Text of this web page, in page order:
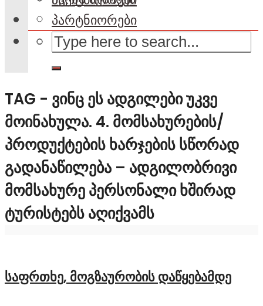
პარტნიორები
TAG - ᲕᲘᲜᲪ ᲔᲡ ᲐᲓᲒᲘᲚᲔᲑᲘ ᲣᲙᲕᲔ
ᲛᲝᲘᲜᲐᲮᲣᲚᲐ. 4. ᲛᲝᲛᲡᲐᲮᲣᲠᲔᲑᲘᲡ/
ᲞᲠᲝᲓᲣᲥᲢᲔᲑᲘᲡ ᲮᲐᲠᲯᲔᲑᲘᲡ ᲡᲬᲝᲠᲐᲓ
ᲒᲐᲓᲐᲜᲐᲬᲘᲚᲔᲑᲐ – ᲐᲓᲒᲘᲚᲝᲑᲠᲘᲕᲘ
ᲛᲝᲛᲡᲐᲮᲣᲠᲔ ᲞᲔᲠᲡᲝᲜᲐᲚᲘ ᲮᲨᲘᲠᲐᲓ
ᲢᲣᲠᲘᲡᲢᲔᲑᲡ ᲐᲦᲘᲥᲕᲐᲛᲡ
საფრთხე, მოგზაურობის დაწყებამდე